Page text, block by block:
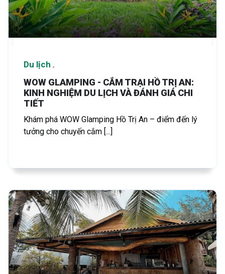
Du lịch
WOW GLAMPING - CẮM TRẠI HỒ TRỊ AN:
KINH NGHIỆM DU LỊCH VÀ ĐÁNH GIÁ CHI
TIẾT
Khám phá WOW Glamping Hồ Trị An – điểm đến lý
tưởng cho chuyến cắm [...]